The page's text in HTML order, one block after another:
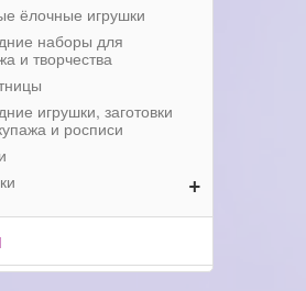
ёлочные игрушки
наборы для
и творчества
игрушки, заготовки
и росписи
+